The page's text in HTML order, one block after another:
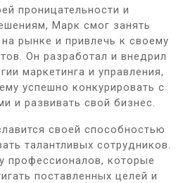
проницательности и
Марк смог занять
рынке и привлечь к своему
Он разработал и внедрил
маркетинга и управления,
успешно конкурировать с
и развивать свой бизнес.
своей способностью
талантливых сотрудников.
профессионалов, которые
поставленных целей и